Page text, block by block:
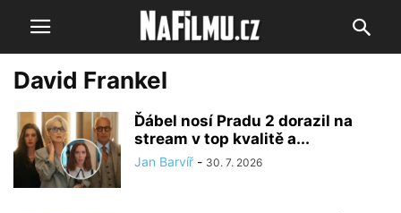
David Frankel
Ďábel nosí Pradu 2 dorazil na
stream v top kvalitě a...
Jan Barvíř - 30. 7. 2026